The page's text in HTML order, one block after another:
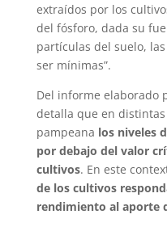
extraídos por los
del fósforo, dada su
partículas del suelo,
ser mínimas”.
Del informe elaborado
detalla que en
pampeana los niveles
por debajo del valor
cultivos. En este
de los cultivos
rendimiento al aporte